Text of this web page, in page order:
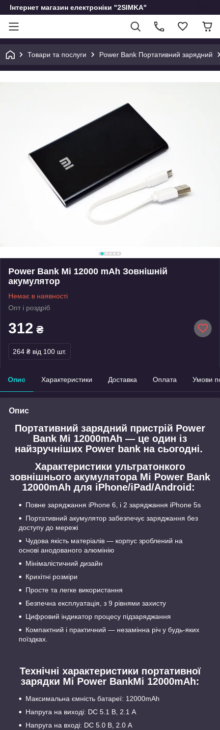
Інтернет магазин електроніки "2SIMKA"
Товари та послуги Power Bank Портативний зарядний
Power Bank Mi 12000 mAh Зовнішній
акумулятор
Немає в наявності
Опт і роздріб
312 ₴
264 ₴ від 100 шт.
Опис Характеристики Доставка Оплата Умови
Опис
Портативний зарядний пристрій Power
Bank Mi 12000mAh — це один із
найзручніших Power bank на сьогодні.
Характеристики ультратонкого
зовнішнього акумулятора Mi Power Bank
12000mAh для iPhone/iPad/Android:
Повне заряджання iPhone 6, і 2 заряджання iPhone 5s
Портативний акумулятор забезпечує заряджання без
доступу до мережі
Чудова якість матеріалів — корпус зроблений на
основі анодованого алюмінію
Мінімалістичний дизайн
Крихітні розміри
Просте та легке використання
Безпечна експлуатація, з 9 рівнями захисту
Цифровий індикатор процесу підзаряджання
Компактний і практичний — незамінна річ у будь-яких
поїздках.
Технічні характеристики портативної
зарядки Mi Power BankMi 12000mAh:
Максимальна ємність батареї: 12000mAh
Напруга на виході: DC 5.1 В, 2.1 А
Напруга на вході: DC 5.0 В, 2.0 А